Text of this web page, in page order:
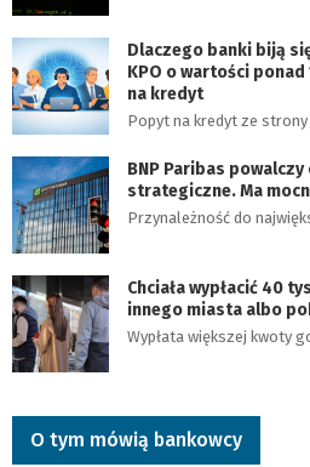
Dlaczego banki biją
KPO o wartości
na kredyt
Popyt na kredyt ze
BNP Paribas
strategiczne. Ma
Przynależność do
Chciała wypłacić 40
innego miasta albo
Wypłata większej kwoty
O tym mówią bankowcy